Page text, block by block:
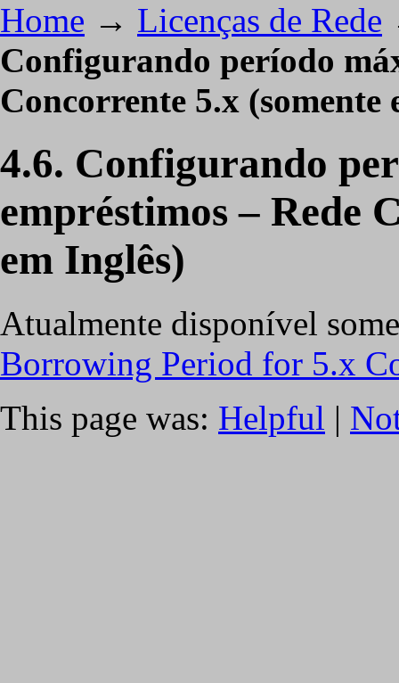
Home → Licenças de Rede
Configurando período
Concorrente 5.x (somente
4.6. Configurando
empréstimos – Rede
em Inglês)
Atualmente disponível
Borrowing Period for 5.x
This page was: Helpful |